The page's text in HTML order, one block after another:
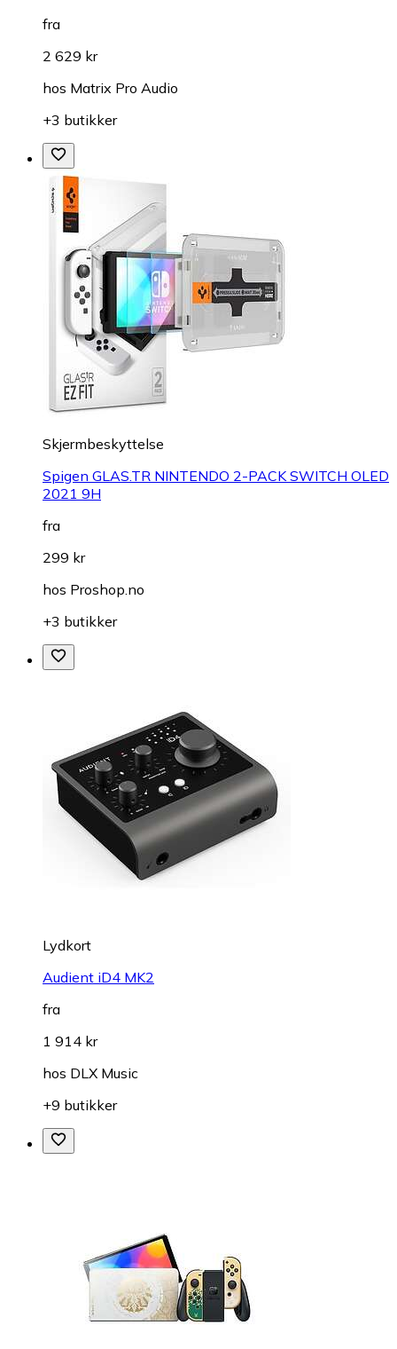
fra
2 629 kr
hos Matrix Pro Audio
+3 butikker
Skjermbeskyttelse
Spigen GLAS.TR NINTENDO 2-PACK SWITCH OLED
2021 9H
fra
299 kr
hos Proshop.no
+3 butikker
Lydkort
Audient iD4 MK2
fra
1 914 kr
hos DLX Music
+9 butikker